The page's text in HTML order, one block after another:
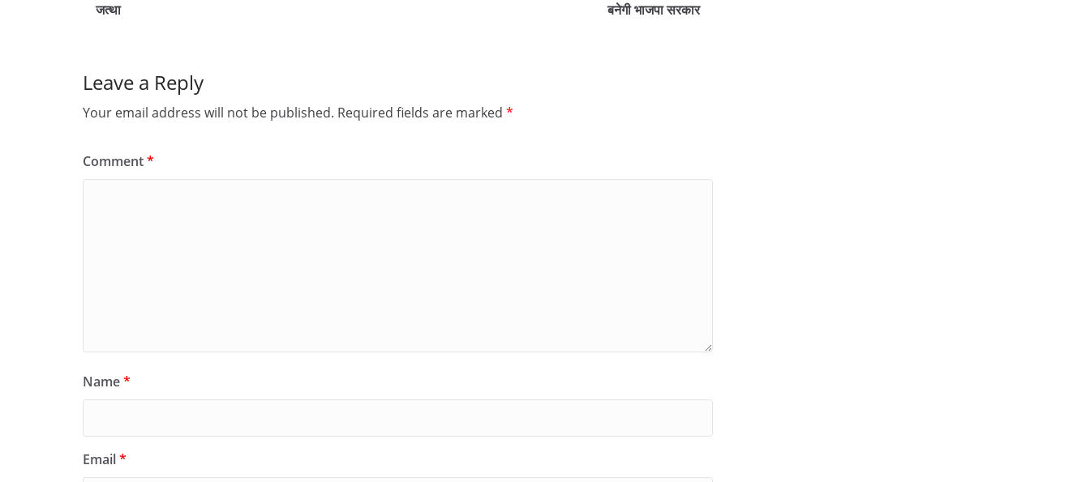
जत्था
बनेगी भाजपा सरकार
Leave a Reply
Your email address will not be published. Required fields are marked *
Comment*
Name*
Email*